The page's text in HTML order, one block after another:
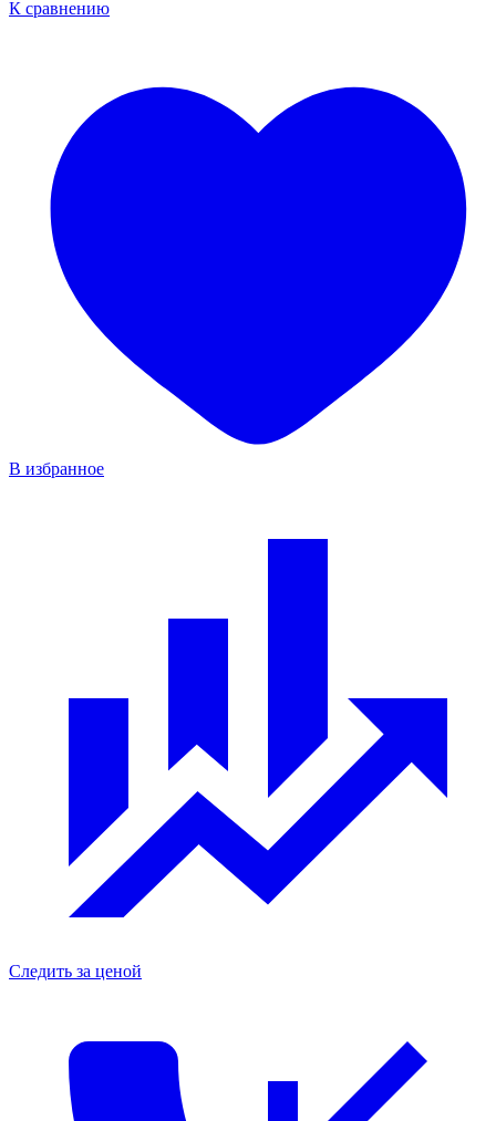
К сравнению
В избранное
Следить за ценой